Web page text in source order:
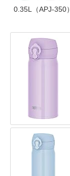
0.35L（APJ-350）